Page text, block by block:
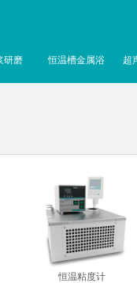
研磨 恒温槽金属浴 超
恒温粘度计